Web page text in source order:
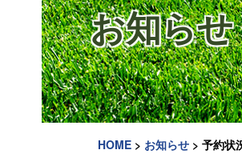
お知らせ
HOME > お知らせ > 予約状